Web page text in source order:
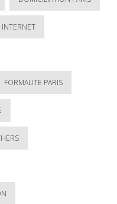
FORMALITE PARIS